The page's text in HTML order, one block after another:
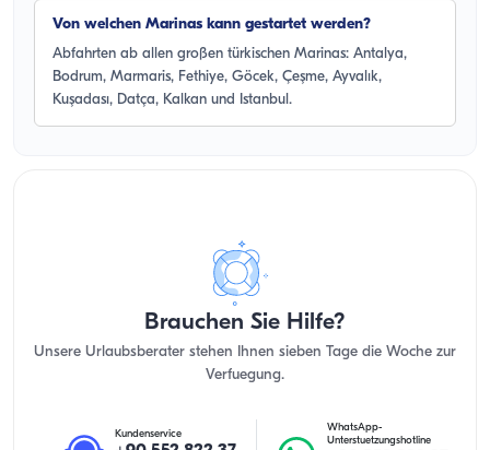
Von welchen Marinas kann gestartet werden?
Abfahrten ab allen großen türkischen Marinas: Antalya,
Bodrum, Marmaris, Fethiye, Göcek, Çeşme, Ayvalık,
Kuşadası, Datça, Kalkan und Istanbul.
Brauchen Sie Hilfe?
Unsere Urlaubsberater stehen Ihnen sieben Tage die Woche zur
Verfuegung.
Kundenservice
WhatsApp-
Unterstuetzungshotline